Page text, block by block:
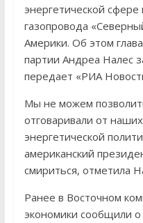
энергетической сфере
газопровода
Америки. Об этом
партии Андреа Налес
передает «РИА
Мы не можем
отговаривали от
энергетической
американский
смириться, отметила
Ранее в Восточном
экономики сообщили